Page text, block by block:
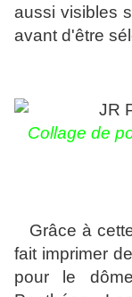
aussi visibles
avant d'être
Collage de
Grâce à
fait imprimer
pour le